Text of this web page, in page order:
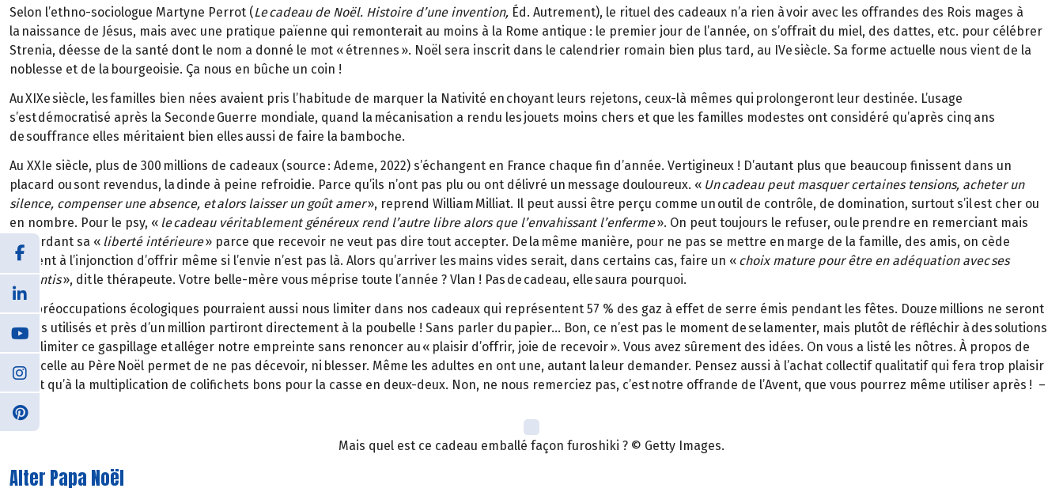
Selon l’ethno-sociologue Martyne Perrot (Le cadeau de Noël. Histoire d’une invention, Éd. Autrement), le rituel des cadeaux n’a rien à voir avec les offrandes des Rois mages à
la naissance de Jésus, mais avec une pratique païenne qui remonterait au moins à la Rome antique : le premier jour de l’année, on s’offrait du miel, des dattes, etc. pour célébrer
Strenia, déesse de la santé dont le nom a donné le mot « étrennes ». Noël sera inscrit dans le calendrier romain bien plus tard, au IVe siècle. Sa forme actuelle nous vient de la
noblesse et de la bourgeoisie. Ça nous en bûche un coin !
Au XIXe siècle, les familles bien nées avaient pris l’habitude de marquer la Nativité en choyant leurs rejetons, ceux-là mêmes qui prolongeront leur destinée. L’usage
s’est démocratisé après la Seconde Guerre mondiale, quand la mécanisation a rendu les jouets moins chers et que les familles modestes ont considéré qu’après cinq ans
de souffrance elles méritaient bien elles aussi de faire la bamboche.
Au XXIe siècle, plus de 300 millions de cadeaux (source : Ademe, 2022) s’échangent en France chaque fin d’année. Vertigineux ! D’autant plus que beaucoup finissent dans un
placard ou sont revendus, la dinde à peine refroidie. Parce qu’ils n’ont pas plu ou ont délivré un message douloureux. « Un cadeau peut masquer certaines tensions, acheter un
silence, compenser une absence, et alors laisser un goût amer», reprend William Milliat. Il peut aussi être perçu comme un outil de contrôle, de domination, surtout s’il est cher ou
en nombre. Pour le psy, « le cadeau véritablement généreux rend l’autre libre alors que l’envahissant l’enferme». On peut toujours le refuser, ou le prendre en remerciant mais
en gardant sa « liberté intérieure» parce que recevoir ne veut pas dire tout accepter. De la même manière, pour ne pas se mettre en marge de la famille, des amis, on cède
souvent à l’injonction d’offrir même si l’envie n’est pas là. Alors qu’arriver les mains vides serait, dans certains cas, faire un « choix mature pour être en adéquation avec ses
ressentis», dit le thérapeute. Votre belle-mère vous méprise toute l’année ? Vlan ! Pas de cadeau, elle saura pourquoi.
Des préoccupations écologiques pourraient aussi nous limiter dans nos cadeaux qui représentent 57 % des gaz à effet de serre émis pendant les fêtes. Douze millions ne seront
jamais utilisés et près d’un million partiront directement à la poubelle ! Sans parler du papier… Bon, ce n’est pas le moment de se lamenter, mais plutôt de réfléchir à des solutions
pour limiter ce gaspillage et alléger notre empreinte sans renoncer au « plaisir d’offrir, joie de recevoir ». Vous avez sûrement des idées. On vous a listé les nôtres. À propos de
liste, celle au Père Noël permet de ne pas décevoir, ni blesser. Même les adultes en ont une, autant la leur demander. Pensez aussi à l’achat collectif qualitatif qui fera trop plaisir
plutôt qu’à la multiplication de colifichets bons pour la casse en deux-deux. Non, ne nous remerciez pas, c’est notre offrande de l’Avent, que vous pourrez même utiliser après ! –
Mais quel est ce cadeau emballé façon furoshiki ? © Getty Images.
Alter Papa Noël